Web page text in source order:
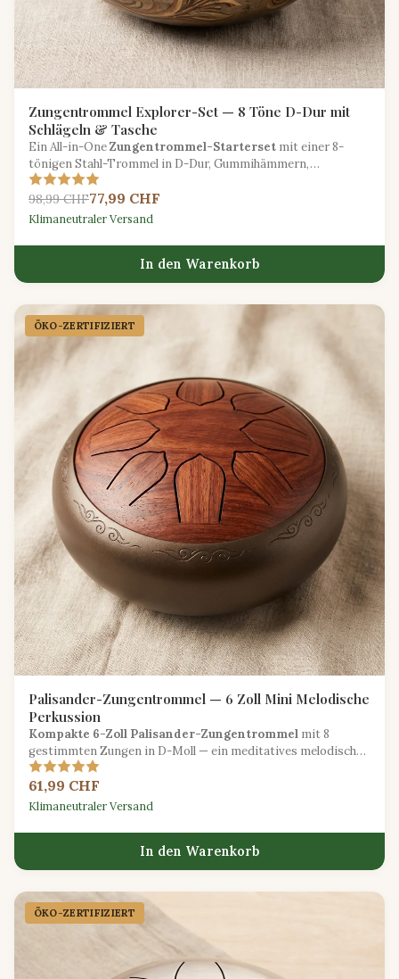
Zungentrommel Explorer-Set — 8 Töne D-Dur mit
Schlägeln & Tasche
Ein All-in-OneZungentrommel-Starterset mit einer 8-
tönigen Stahl-Trommel in D-Dur, Gummihämmern,
Fingerpicks und einer gepolsterten Tragetasche.
98,99 CHF77,99 CHF
Klimaneutraler Versand
In den Warenkorb
ÖKO-ZERTIFIZIERT
Palisander-Zungentrommel — 6 Zoll Mini Melodische
Perkussion
Kompakte 6-Zoll Palisander-Zungentrommel mit 8
gestimmten Zungen in D-Moll — ein meditatives melodisches
Instrument, ideal für Anfänger.
61,99 CHF
Klimaneutraler Versand
In den Warenkorb
ÖKO-ZERTIFIZIERT